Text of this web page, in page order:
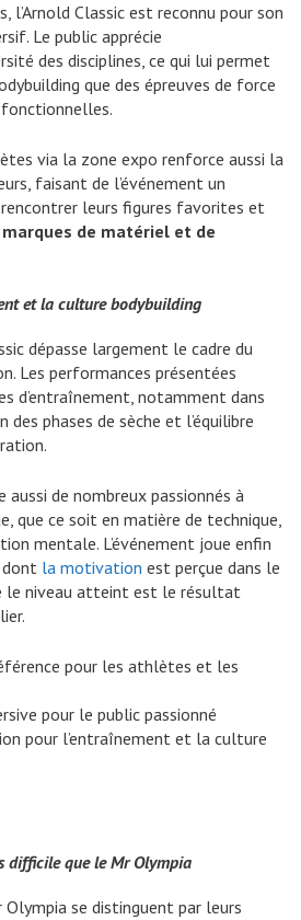
l’Arnold Classic est reconnu pour son
Le public apprécie
des disciplines, ce qui lui permet
que des épreuves de force
via la zone expo renforce aussi la
faisant de l’événement un
leurs figures favorites et
de matériel et de
et la culture bodybuilding
dépasse largement le cadre du
Les performances présentées
d’entraînement, notamment dans
des phases de sèche et l’équilibre
de nombreux passionnés à
que ce soit en matière de technique,
mentale. L’événement joue enfin
dont la motivation est perçue dans le
le niveau atteint est le résultat
pour les athlètes et les
pour le public passionné
pour l’entraînement et la culture
difficile que le Mr Olympia
Olympia se distinguent par leurs